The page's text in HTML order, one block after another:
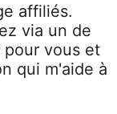
affiliés.
via un de
pour vous et
qui m'aide à